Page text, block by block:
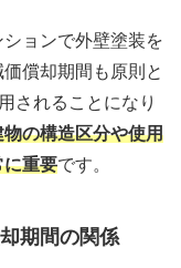
ョンで外壁塗装を
償却期間も原則と
されることになり
の構造区分や使用
に重要です。
期間の関係